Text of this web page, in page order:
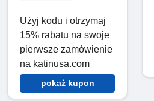
Użyj kodu i otrzymaj
15% rabatu na swoje
pierwsze zamówienie
na katinusa.com
pokaż kupon